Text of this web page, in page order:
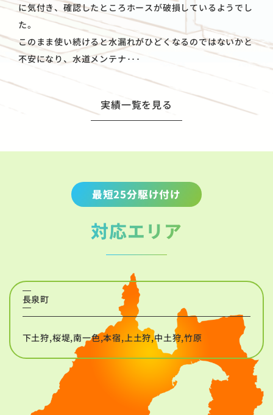
に気付き、確認したところホースが破損しているようでし
た。
このまま使い続けると水漏れがひどくなるのではないかと
不安になり、水道メンテナ･･･
実績一覧を見る
最短25分駆け付け
対応エリア
長泉町
下土狩,桜堤,南一色,本宿,上土狩,中土狩,竹原